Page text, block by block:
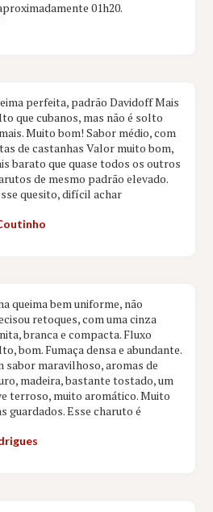
01h20.
perfeita, padrão Davidoff Mais
que cubanos, mas não é solto
Muito bom! Sabor médio, com
de castanhas Valor muito bom,
barato que quase todos os outros
de mesmo padrão elevado.
quesito, difícil achar
queima bem uniforme, não
retoques, com uma cinza
branca e compacta. Fluxo
bom. Fumaça densa e abundante.
sabor maravilhoso, aromas de
madeira, bastante tostado, um
terroso, muito aromático. Muito
guardados. Esse charuto é